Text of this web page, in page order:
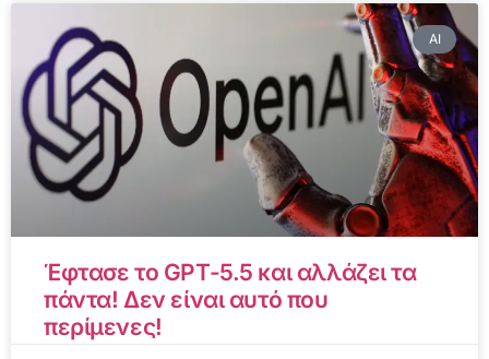
AI
Έφτασε το GPT-5.5 και αλλάζει τα
πάντα! Δεν είναι αυτό που
περίμενες!